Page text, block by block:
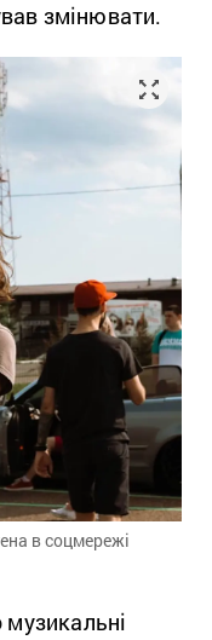
змінювати.
в соцмережі